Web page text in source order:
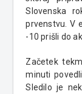
Slovenska
prvenstvu. V
-10 prišli do
Začetek
minuti
Sledilo je